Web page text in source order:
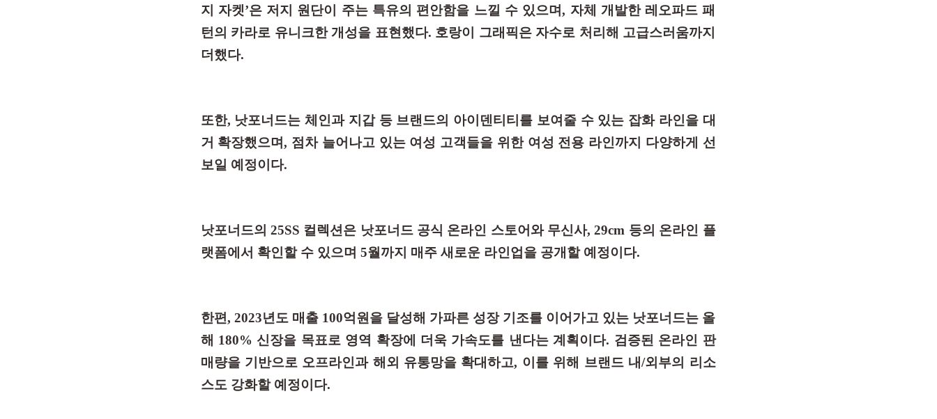
지 자켓’은 저지 원단이 주는 특유의 편안함을 느낄 수 있으며, 자체 개발한 레오파드 패
턴의 카라로 유니크한 개성을 표현했다. 호랑이 그래픽은 자수로 처리해 고급스러움까지
더했다.
또한, 낫포너드는 체인과 지갑 등 브랜드의 아이덴티티를 보여줄 수 있는 잡화 라인을 대
거 확장했으며, 점차 늘어나고 있는 여성 고객들을 위한 여성 전용 라인까지 다양하게 선
보일 예정이다.
낫포너드의 25SS 컬렉션은 낫포너드 공식 온라인 스토어와 무신사, 29cm 등의 온라인 플
랫폼에서 확인할 수 있으며 5월까지 매주 새로운 라인업을 공개할 예정이다.
한편, 2023년도 매출 100억원을 달성해 가파른 성장 기조를 이어가고 있는 낫포너드는 올
해 180% 신장을 목표로 영역 확장에 더욱 가속도를 낸다는 계획이다. 검증된 온라인 판
매량을 기반으로 오프라인과 해외 유통망을 확대하고, 이를 위해 브랜드 내/외부의 리소
스도 강화할 예정이다.